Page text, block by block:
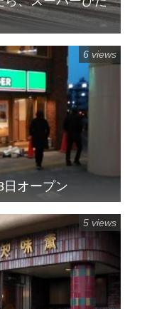
日オープン
6 views
5 views